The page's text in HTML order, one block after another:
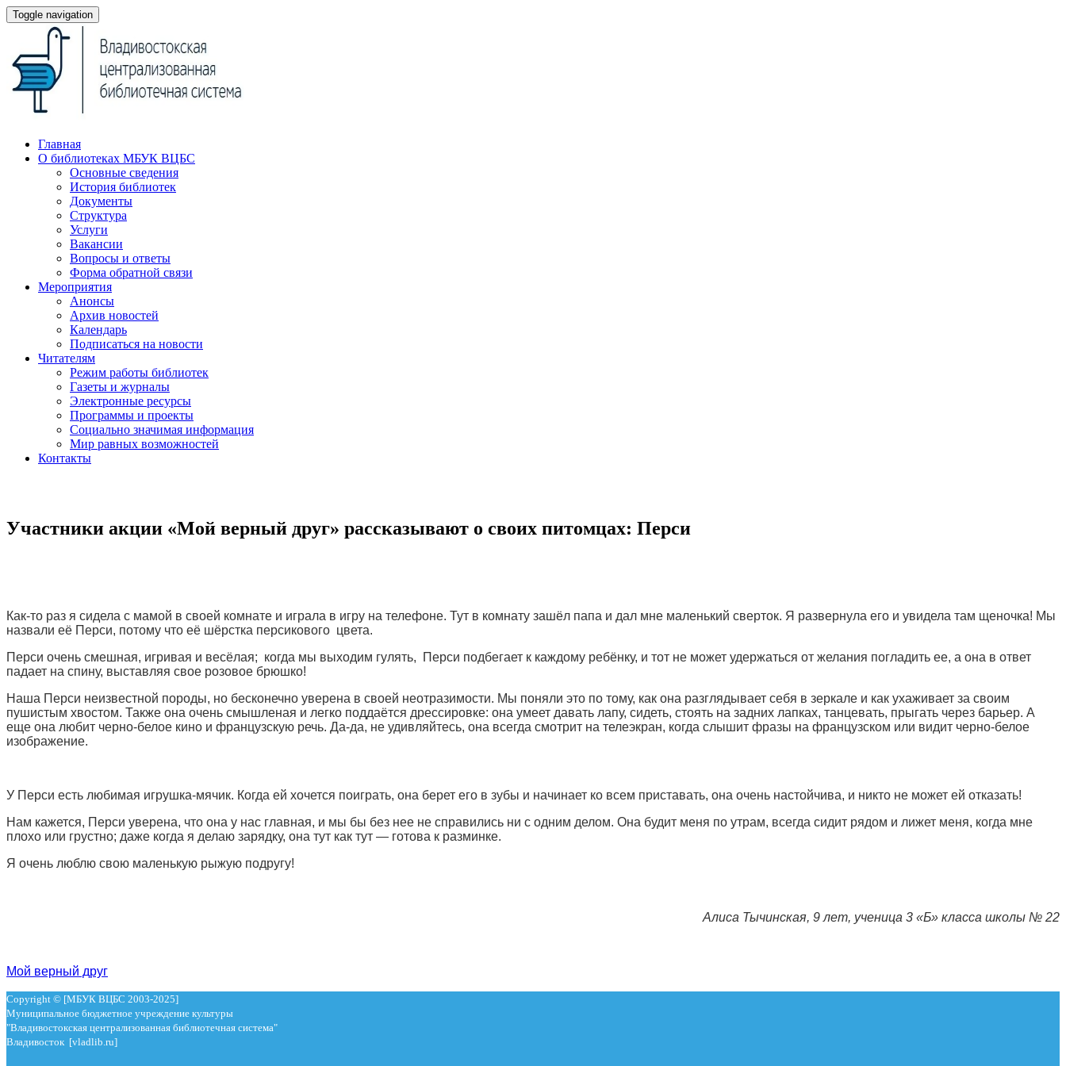
Toggle navigation
Главная
О библиотеках МБУК ВЦБС
Основные сведения
История библиотек
Документы
Структура
Услуги
Вакансии
Вопросы и ответы
Форма обратной связи
Мероприятия
Анонсы
Архив новостей
Календарь
Подписаться на новости
Читателям
Режим работы библиотек
Газеты и журналы
Электронные ресурсы
Программы и проекты
Социально значимая информация
Мир равных возможностей
Контакты
Участники акции «Мой верный друг» рассказывают о своих питомцах: Перси
Как-то раз я сидела с мамой в своей комнате и играла в игру на телефоне. Тут в комнату зашёл папа и дал мне маленький сверток. Я развернула его и увидела там щеночка! Мы
назвали её Перси, потому что её шёрстка персикового цвета.
Перси очень смешная, игривая и весёлая; когда мы выходим гулять, Перси подбегает к каждому ребёнку, и тот не может удержаться от желания погладить ее, а она в ответ
падает на спину, выставляя свое розовое брюшко!
Наша Перси неизвестной породы, но бесконечно уверена в своей неотразимости. Мы поняли это по тому, как она разглядывает себя в зеркале и как ухаживает за своим
пушистым хвостом. Также она очень смышленая и легко поддаётся дрессировке: она умеет давать лапу, сидеть, стоять на задних лапках, танцевать, прыгать через барьер. А
еще она любит черно-белое кино и французскую речь. Да-да, не удивляйтесь, она всегда смотрит на телеэкран, когда слышит фразы на французском или видит черно-белое
изображение.
У Перси есть любимая игрушка-мячик. Когда ей хочется поиграть, она берет его в зубы и начинает ко всем приставать, она очень настойчива, и никто не может ей отказать!
Нам кажется, Перси уверена, что она у нас главная, и мы бы без нее не справились ни с одним делом. Она будит меня по утрам, всегда сидит рядом и лижет меня, когда мне
плохо или грустно; даже когда я делаю зарядку, она тут как тут — готова к разминке.
Я очень люблю свою маленькую рыжую подругу!
Алиса Тычинская, 9 лет, ученица 3 «Б» класса школы № 22
Мой верный друг
Copyright © [МБУК ВЦБС 2003-2025]
Муниципальное бюджетное учреждение культуры
"Владивостокская централизованная библиотечная система"
Владивосток [vladlib.ru]